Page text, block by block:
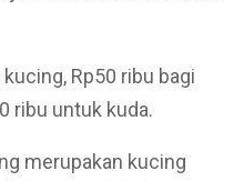
Rp50 ribu bagi
ribu untuk kuda.
merupakan kucing